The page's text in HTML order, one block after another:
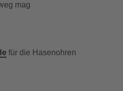
mag
für die Hasenohren